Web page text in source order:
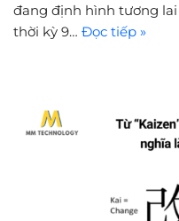
đang định hình tương lai
thời kỳ 9… Đọc tiếp »